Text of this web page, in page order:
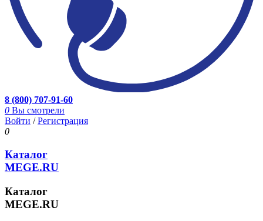
8 (800) 707-91-60
0 Вы смотрели
Войти /Регистрация
0
Каталог
MEGE.RU
Каталог
MEGE.RU